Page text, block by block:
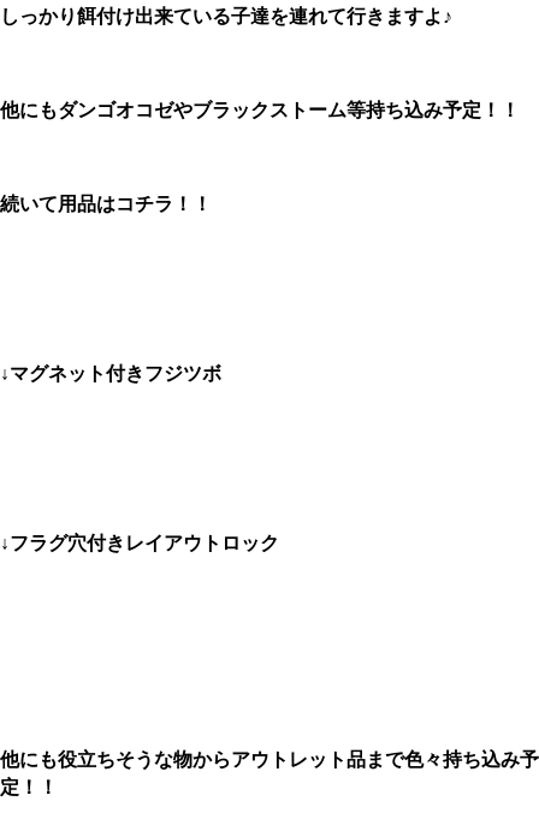
しっかり餌付け出来ている子達を連れて行きますよ♪
他にもダンゴオコゼやブラックストーム等持ち込み予定！！
続いて用品はコチラ！！
↓マグネット付きフジツボ
↓フラグ穴付きレイアウトロック
他にも役立ちそうな物からアウトレット品まで色々持ち込み予
定！！